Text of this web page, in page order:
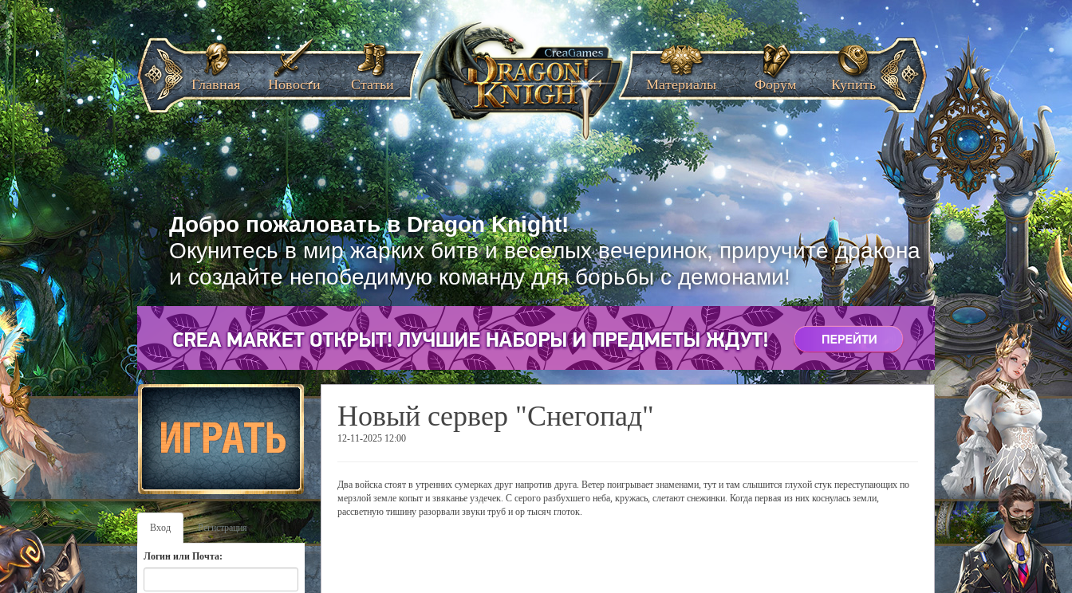
Добро пожаловать в Dragon Knight!
Окунитесь в мир жарких битв и веселых вечеринок, приручите дракона
и создайте непобедимую команду для борьбы с демонами!
Главная Новости Статьи Материалы Форум Купить
Вход Регистрация
Логин или Почта:
Новый сервер "Снегопад"
12-11-2025 12:00
Два войска стоят в утренних сумерках друг напротив друга. Ветер поигрывает знаменами, тут и там слышится глухой стук переступающих по
мерзлой земле копыт и звяканье уздечек. С серого разбухшего неба, кружась, слетают снежинки. Когда первая из них коснулась земли,
рассветную тишину разорвали звуки труб и ор тысяч глоток.